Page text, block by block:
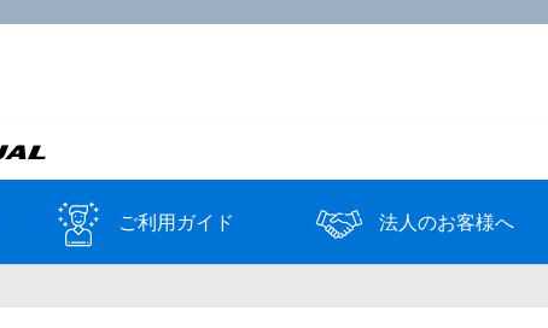
ご利用ガイド 法人のお客様へ